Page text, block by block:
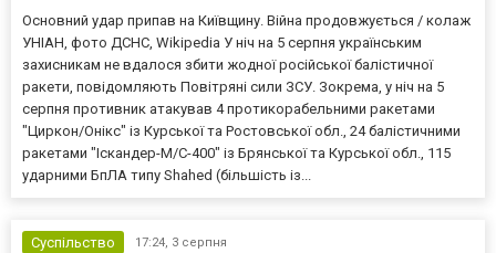
Основний удар припав на Київщину. Війна продовжується / колаж
УНІАН, фото ДСНС, Wikipedia У ніч на 5 серпня українським
захисникам не вдалося збити жодної російської балістичної
ракети, повідомляють Повітряні сили ЗСУ. Зокрема, у ніч на 5
серпня противник атакував 4 протикорабельними ракетами
"Циркон/Онікс" із Курської та Ростовської обл., 24 балістичними
ракетами "Іскандер-М/С-400" із Брянської та Курської обл., 115
ударними БпЛА типу Shahed (більшість із...
Суспільство 17:24, 3 серпня